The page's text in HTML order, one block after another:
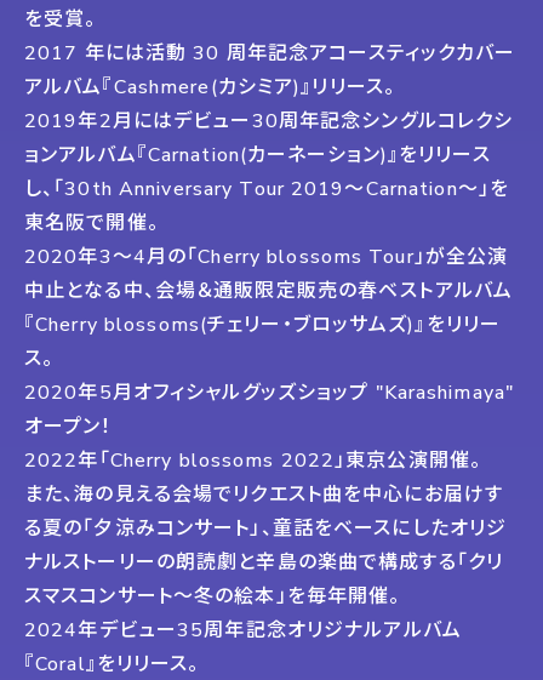
を受賞。
2017 年には活動 30 周年記念アコースティックカバー
アルバム『Cashmere(カシミア)』リリース。
2019年2月にはデビュー30周年記念シングルコレクシ
ョンアルバム『Carnation(カーネーション)』をリリース
し、「30th Anniversary Tour 2019～Carnation〜」を
東名阪で開催。
2020年3〜4月の「Cherry blossoms Tour」が全公演
中止となる中、会場＆通販限定販売の春ベストアルバム
『Cherry blossoms(チェリー・ブロッサムズ)』をリリー
ス。
2020年5月オフィシャルグッズショップ "Karashimaya"
オープン！
2022年「Cherry blossoms 2022」東京公演開催。
また、海の見える会場でリクエスト曲を中心にお届けす
る夏の「夕涼みコンサート」、童話をベースにしたオリジ
ナルストーリーの朗読劇と辛島の楽曲で構成する「クリ
スマスコンサート〜冬の絵本」を毎年開催。
2024年デビュー35周年記念オリジナルアルバム
『Coral』をリリース。